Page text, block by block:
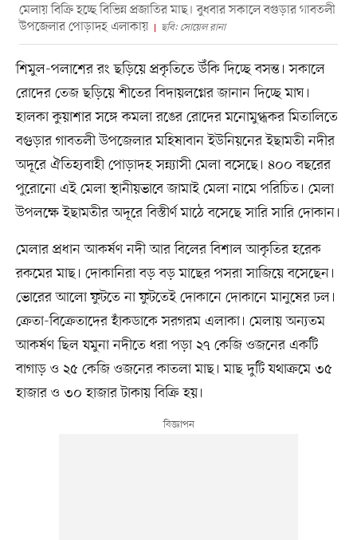
মেলায় বিক্রি হচ্ছে বিভিন্ন প্রজাতির মাছ। বুধবার সকালে বগুড়ার গাবতলী
উপজেলার পোড়াদহ এলাকায়
ছবি: সোয়েল রানা
শিমুল-পলাশের রং ছড়িয়ে প্রকৃতিতে উঁকি দিচ্ছে বসন্ত। সকালে
রোদের তেজ ছড়িয়ে শীতের বিদায়লগ্নের জানান দিচ্ছে মাঘ।
হালকা কুয়াশার সঙ্গে কমলা রঙের রোদের মনোমুগ্ধকর মিতালিতে
বগুড়ার গাবতলী উপজেলার মহিষাবান ইউনিয়নের ইছামতী নদীর
অদূরে ঐতিহ্যবাহী পোড়াদহ সন্ন্যাসী মেলা বসেছে। ৪০০ বছরের
পুরোনো এই মেলা স্থানীয়ভাবে জামাই মেলা নামে পরিচিত। মেলা
উপলক্ষে ইছামতীর অদূরে বিস্তীর্ণ মাঠে বসেছে সারি সারি দোকান।
মেলার প্রধান আকর্ষণ নদী আর বিলের বিশাল আকৃতির হরেক
রকমের মাছ। দোকানিরা বড় বড় মাছের পসরা সাজিয়ে বসেছেন।
ভোরের আলো ফুটতে না ফুটতেই দোকানে দোকানে মানুষের ঢল।
ক্রেতা-বিক্রেতাদের হাঁকডাকে সরগরম এলাকা। মেলায় অন্যতম
আকর্ষণ ছিল যমুনা নদীতে ধরা পড়া ২৭ কেজি ওজনের একটি
বাগাড় ও ২৫ কেজি ওজনের কাতলা মাছ। মাছ দুটি যথাক্রমে ৩৫
হাজার ও ৩০ হাজার টাকায় বিক্রি হয়।